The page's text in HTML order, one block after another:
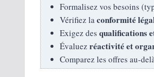
Formalisez vos besoins
Vérifiez laconformité
Exigez des qualifications
Évaluez réactivité et
Comparez les offres